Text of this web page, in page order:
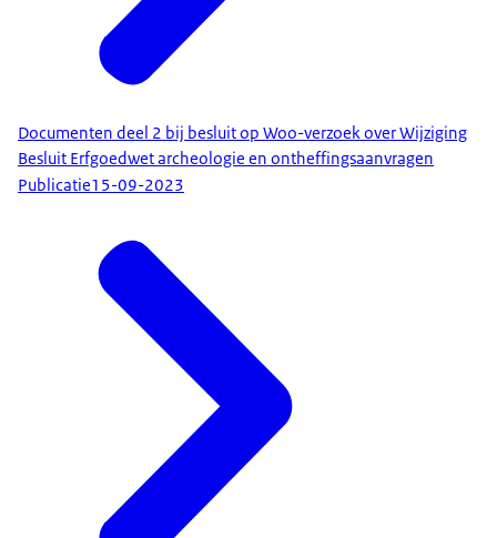
Documenten deel 2 bij besluit op Woo-verzoek over Wijziging
Besluit Erfgoedwet archeologie en ontheffingsaanvragen
Publicatie15-09-2023